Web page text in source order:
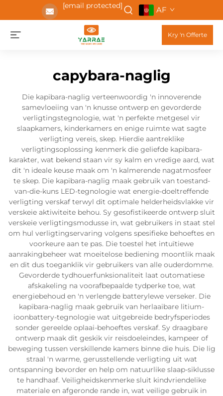
[email protected] AF
Kry 'n Offerte
capybara-naglig
Die kapibara-naglig verteenwoordig 'n innoverende
samevloeiing van 'n knusse ontwerp en gevorderde
verligtingstegnologie, wat 'n perfekte metgesel vir
slaapkamers, kinderkamers en enige ruimte wat sagte
verligting vereis, skep. Hierdie aantreklike
verligtingsoplossing kenmerk die geliefde kapibara-
karakter, wat bekend staan vir sy kalm en vredige aard, wat
dit 'n ideale keuse maak om 'n kalmerende nagatmosfeer
te skep. Die kapibara-naglig maak gebruik van toestand-
van-die-kuns LED-tegnologie wat energie-doeltreffende
verligting verskaf terwyl dit optimale helderheidsvlakke vir
verskeie aktiwiteite behou. Sy gesofistikeerde ontwerp sluit
verskeie verligtingsmodusse in, wat gebruikers in staat stel
om hul verligtingservaring volgens spesifieke behoeftes en
voorkeure aan te pas. Die toestel het intuïtiewe
aanrakingbeheer wat moeitelose bediening moontlik maak
en dit dus toeganklik vir gebruikers van alle ouderdomme.
Gevorderde tydhouerfunksionaliteit laat outomatiese
afskakeling na voorafbepaalde tydperke toe, wat
energiebehoud en 'n verlengde batterylewe verseker. Die
kapibara-naglig maak gebruik van herlaaibare litium-
ioonbattery-tegnologie wat uitgebreide bedryfsperiodes
sonder gereelde oplaai-behoeftes verskaf. Sy draagbare
ontwerp maak dit geskik vir reisdoeleindes, kampeer of
beweging tussen verskillende kamers binne die huis. Die lig
straal 'n warme, gerusstellende verligting uit wat
ontspanning bevorder en help om natuurlike slaap-siklusse
te handhaaf. Veiligheidskenmerke sluit kindvriendelike
materiale en afgeronde rande in, wat veilige gebruik in